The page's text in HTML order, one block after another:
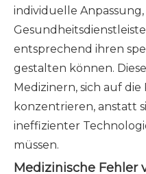
individuelle Anpassung,
entsprechend ihren
gestalten können.
Medizinern, sich auf
konzentrieren, anstatt
ineffizienter
müssen.
Medizinische Fehler